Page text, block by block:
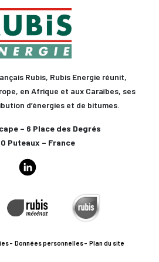
Rubis, Rubis Energie réunit,
en Afrique et aux Caraïbes, ses
d’énergies et de bitumes.
– 6 Place des Degrés
Puteaux – France
Données personnelles Plan du site